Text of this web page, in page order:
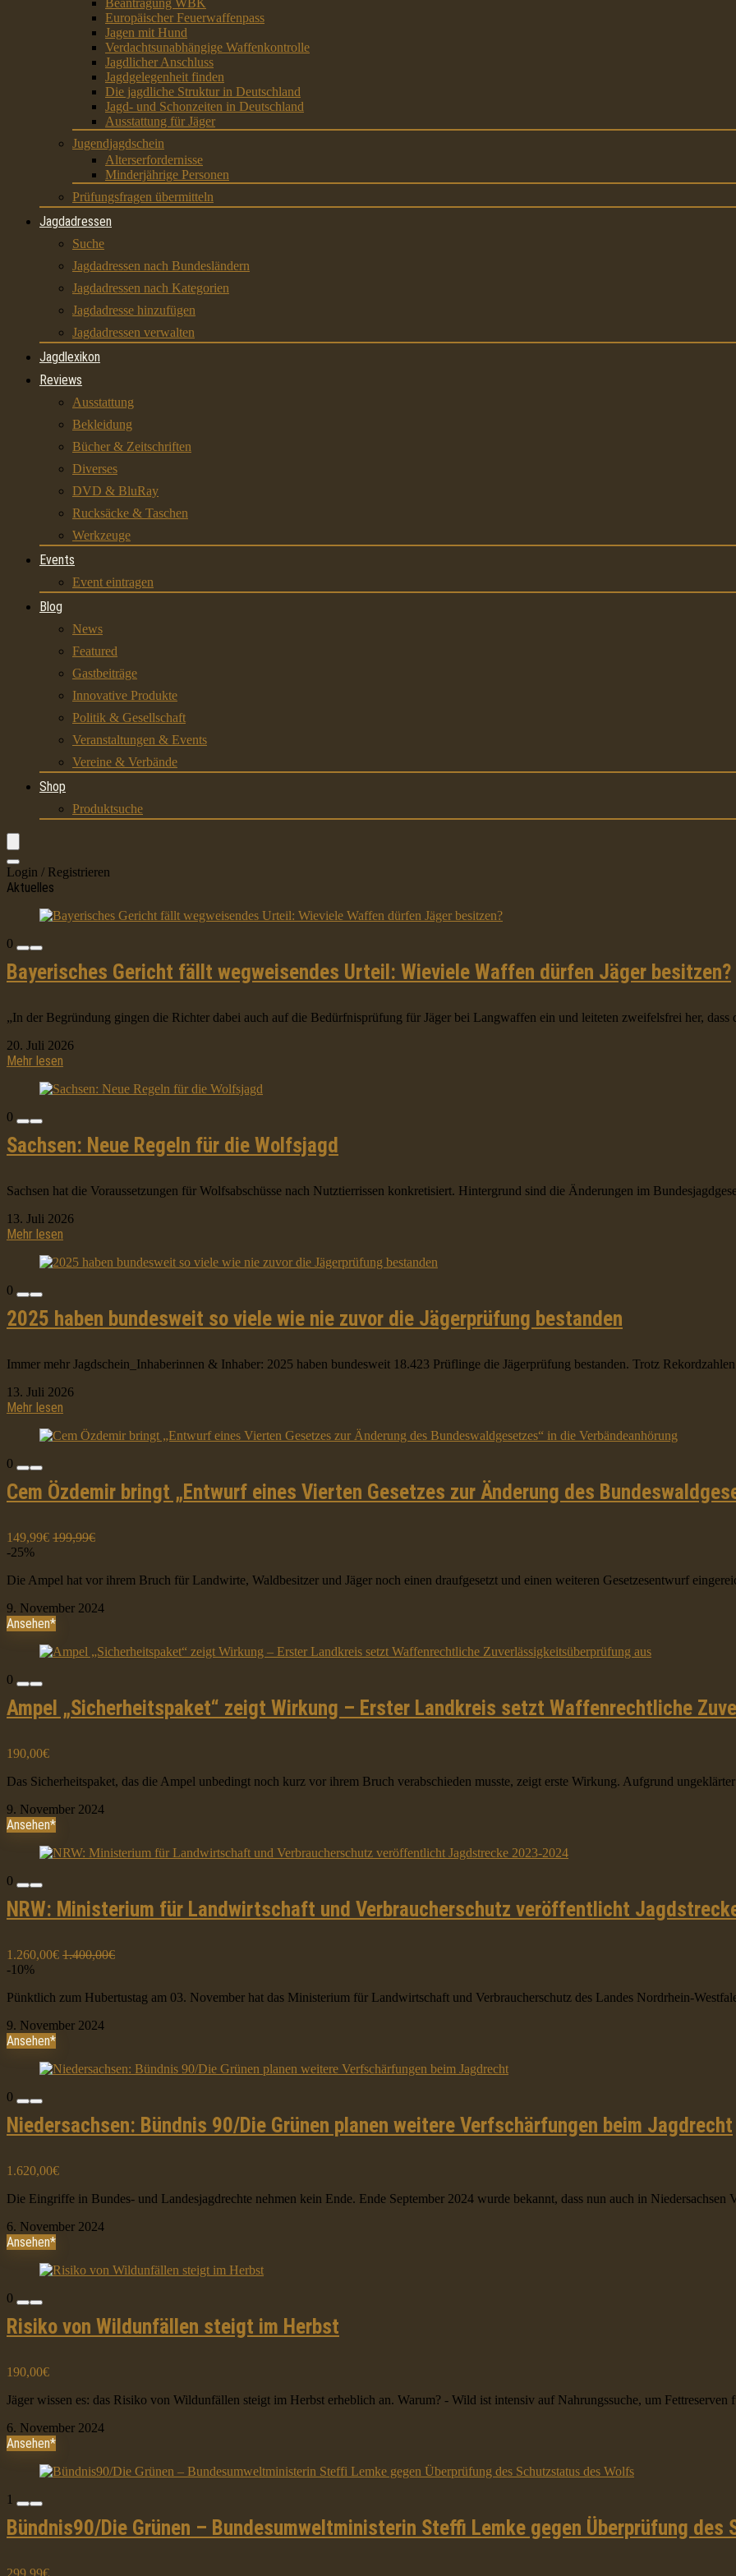
Beantragung WBK
Europäischer Feuerwaffenpass
Jagen mit Hund
Verdachtsunabhängige Waffenkontrolle
Jagdlicher Anschluss
Jagdgelegenheit finden
Die jagdliche Struktur in Deutschland
Jagd- und Schonzeiten in Deutschland
Ausstattung für Jäger
Jugendjagdschein
Alterserfordernisse
Minderjährige Personen
Prüfungsfragen übermitteln
Jagdadressen
Suche
Jagdadressen nach Bundesländern
Jagdadressen nach Kategorien
Jagdadresse hinzufügen
Jagdadressen verwalten
Jagdlexikon
Reviews
Ausstattung
Bekleidung
Bücher & Zeitschriften
Diverses
DVD & BluRay
Rucksäcke & Taschen
Werkzeuge
Events
Event eintragen
Blog
News
Featured
Gastbeiträge
Innovative Produkte
Politik & Gesellschaft
Veranstaltungen & Events
Vereine & Verbände
Shop
Produktsuche
Login / Registrieren
Aktuelles
0
Bayerisches Gericht fällt wegweisendes Urteil: Wieviele Waffen dürfen Jäger besitzen?
„In der Begründung gingen die Richter dabei auch auf die Bedürfnisprüfung für Jäger bei Langwaffen ein und leiteten zweifelsfrei her, dass
20. Juli 2026
Mehr lesen
0
Sachsen: Neue Regeln für die Wolfsjagd
Sachsen hat die Voraussetzungen für Wolfsabschüsse nach Nutztierrissen konkretisiert. Hintergrund sind die Änderungen im
13. Juli 2026
Mehr lesen
0
2025 haben bundesweit so viele wie nie zuvor die Jägerprüfung bestanden
Immer mehr Jagdschein_Inhaberinnen & Inhaber: 2025 haben bundesweit 18.423 Prüflinge die Jägerprüfung bestanden. Trotz
13. Juli 2026
Mehr lesen
0
Cem Özdemir bringt „Entwurf eines Vierten Gesetzes zur Änderung des
149,99€ 199,99€
-25%
Die Ampel hat vor ihrem Bruch für Landwirte, Waldbesitzer und Jäger noch einen draufgesetzt und einen weiteren Gesetzesentwurf
9. November 2024
Ansehen*
0
Ampel „Sicherheitspaket“ zeigt Wirkung – Erster Landkreis setzt Waffenrechtliche
190,00€
Das Sicherheitspaket, das die Ampel unbedingt noch kurz vor ihrem Bruch verabschieden musste, zeigt erste Wirkung. Aufgrund
9. November 2024
Ansehen*
0
NRW: Ministerium für Landwirtschaft und Verbraucherschutz veröffentlicht
1.260,00€ 1.400,00€
-10%
Pünktlich zum Hubertustag am 03. November hat das Ministerium für Landwirtschaft und Verbraucherschutz des Landes Nordrhein-
9. November 2024
Ansehen*
0
Niedersachsen: Bündnis 90/Die Grünen planen weitere Verfschärfungen beim Jagdrecht
1.620,00€
Die Eingriffe in Bundes- und Landesjagdrechte nehmen kein Ende. Ende September 2024 wurde bekannt, dass nun auch in Niedersachsen
6. November 2024
Ansehen*
0
Risiko von Wildunfällen steigt im Herbst
190,00€
Jäger wissen es: das Risiko von Wildunfällen steigt im Herbst erheblich an. Warum? - Wild ist intensiv auf Nahrungssuche, um Fettreserven
6. November 2024
Ansehen*
1
Bündnis90/Die Grünen – Bundesumweltministerin Steffi Lemke gegen Überprüfung
299,99€